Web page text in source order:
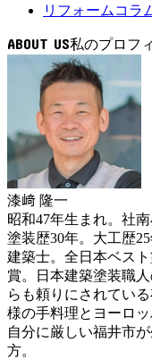
リフォームコラ
ABOUT US
漆﨑 隆一
昭和47年生まれ。社
塗装歴30年。大工歴
建築士。全日本ベス
賞。日本建築塗装職
らも頼りにされてい
様の手料理とヨーロ
自分に厳しい福井市
方。